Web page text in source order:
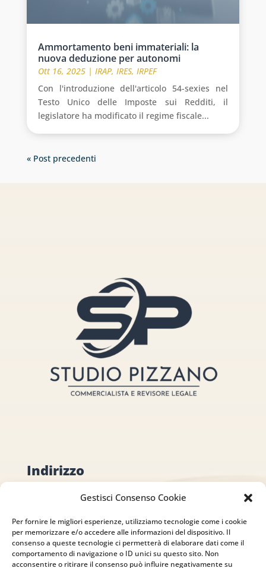
Gestisci Consenso Cookie
Per fornire le migliori esperienze, utilizziamo tecnologie come i cookie
per memorizzare e/o accedere alle informazioni del dispositivo. Il
consenso a queste tecnologie ci permetterà di elaborare dati come il
comportamento di navigazione o ID unici su questo sito. Non
acconsentire o ritirare il consenso può influire negativamente su
Ammortamento beni immateriali: la
nuova deduzione per autonomi
Ott 16, 2025| IRAP, IRES, IRPEF
Con l'introduzione dell'articolo 54-sexies nel
Testo Unico delle Imposte sui Redditi, il
legislatore ha modificato il regime fiscale...
« Post precedenti
Indirizzo
via Sant’Alessio, 5
Email
info@studiopizzano.it